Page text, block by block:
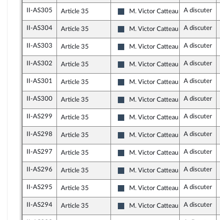
II-AS305 Article 35
Rassemblement National
M. Victor Catteau A discuter
II-AS304 Article 35
Rassemblement National
M. Victor Catteau A discuter
II-AS303 Article 35
Rassemblement National
M. Victor Catteau A discuter
II-AS302 Article 35
Rassemblement National
M. Victor Catteau A discuter
II-AS301 Article 35
Rassemblement National
M. Victor Catteau A discuter
II-AS300 Article 35
Rassemblement National
M. Victor Catteau A discuter
II-AS299 Article 35
Rassemblement National
M. Victor Catteau A discuter
II-AS298 Article 35
Rassemblement National
M. Victor Catteau A discuter
II-AS297 Article 35
Rassemblement National
M. Victor Catteau A discuter
II-AS296 Article 35
Rassemblement National
M. Victor Catteau A discuter
II-AS295 Article 35
Rassemblement National
M. Victor Catteau A discuter
II-AS294 Article 35
Rassemblement National
M. Victor Catteau A discuter